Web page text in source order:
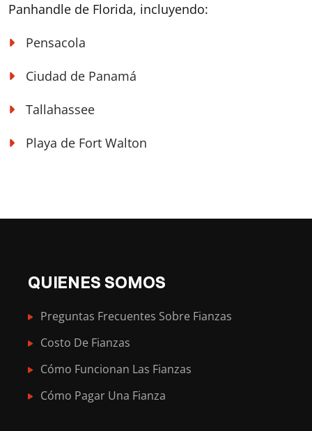
Panhandle de Florida, incluyendo:
Pensacola
Ciudad de Panamá
Tallahassee
Playa de Fort Walton
QUIENES SOMOS
Preguntas Frecuentes Sobre Fianzas
Costo De Fianzas
Cómo Funcionan Las Fianzas
Cómo Pagar Una Fianza